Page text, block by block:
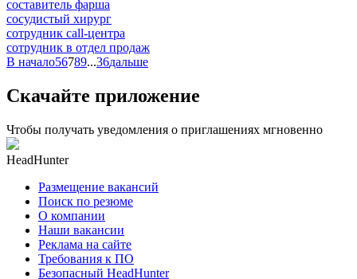
составитель фарша
сосудистый хирург
сотрудник call-центра
сотрудник в отдел продаж
В начало56789...36дальше
Скачайте приложение
Чтобы получать уведомления о приглашениях мгновенно
HeadHunter
Размещение вакансий
Поиск по резюме
О компании
Наши вакансии
Реклама на сайте
Требования к ПО
Безопасный HeadHunter